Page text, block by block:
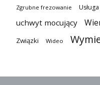
Zgrubne frezowanie Usługa
uchwyt mocujący
Związki Wideo